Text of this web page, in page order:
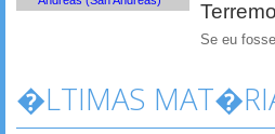
Se eu
�LTIMAS